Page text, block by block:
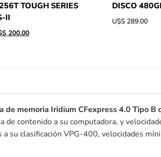
TOUGH SERIES
II
200.00
DISCO
U$S 289.00
de memoria Iridium CFexpress 4.0 Tipo B
contenido a su computadora, y
su clasificación VPG-400, velocidades